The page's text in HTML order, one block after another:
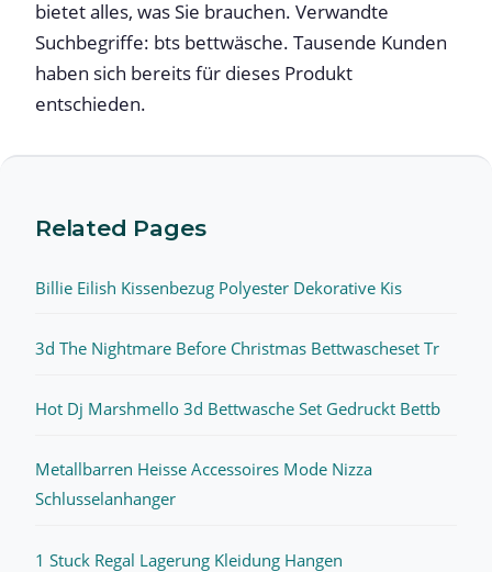
bietet alles, was Sie brauchen. Verwandte
Suchbegriffe: bts bettwäsche. Tausende Kunden
haben sich bereits für dieses Produkt
entschieden.
Related Pages
Billie Eilish Kissenbezug Polyester Dekorative Kis
3d The Nightmare Before Christmas Bettwascheset Tr
Hot Dj Marshmello 3d Bettwasche Set Gedruckt Bettb
Metallbarren Heisse Accessoires Mode Nizza
Schlusselanhanger
1 Stuck Regal Lagerung Kleidung Hangen